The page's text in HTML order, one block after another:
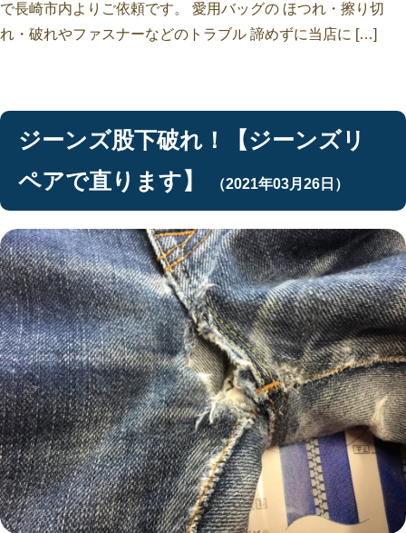
で長崎市内よりご依頼です。 愛用バッグの ほつれ・擦り切
れ・破れやファスナーなどのトラブル 諦めずに当店に […]
ジーンズ股下破れ！【ジーンズリ
ペアで直ります】
（2021年03月26日）